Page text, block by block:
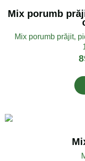
Mix porumb
Mix porumb prăjit,